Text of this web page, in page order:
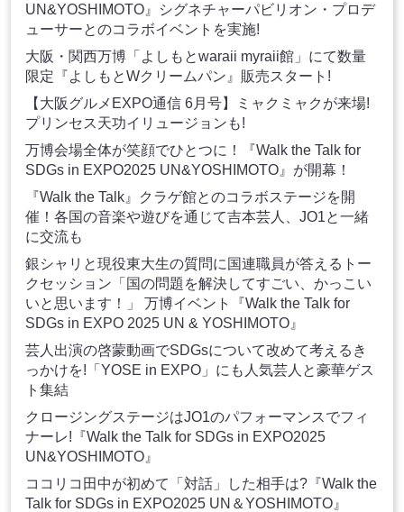
UN&YOSHIMOTO』シグネチャーパビリオン・プロデ
ューサーとのコラボイベントを実施!
大阪・関西万博「よしもとwaraii myraii館」にて数量
限定『よしもとWクリームパン』販売スタート!
【大阪グルメEXPO通信 6月号】ミャクミャクが来場!
プリンセス天功イリュージョンも!
万博会場全体が笑顔でひとつに！『Walk the Talk for
SDGs in EXPO2025 UN&YOSHIMOTO』が開幕！
『Walk the Talk』クラゲ館とのコラボステージを開
催！各国の音楽や遊びを通じて吉本芸人、JO1と一緒
に交流も
銀シャリと現役東大生の質問に国連職員が答えるトー
クセッション「国の問題を解決してすごい、かっこい
いと思います！」 万博イベント『Walk the Talk for
SDGs in EXPO 2025 UN & YOSHIMOTO』
芸人出演の啓蒙動画でSDGsについて改めて考えるき
っかけを!「YOSE in EXPO」にも人気芸人と豪華ゲス
ト集結
クロージングステージはJO1のパフォーマンスでフィ
ナーレ!『Walk the Talk for SDGs in EXPO2025
UN&YOSHIMOTO』
ココリコ田中が初めて「対話」した相手は?『Walk the
Talk for SDGs in EXPO2025 UN＆YOSHIMOTO』